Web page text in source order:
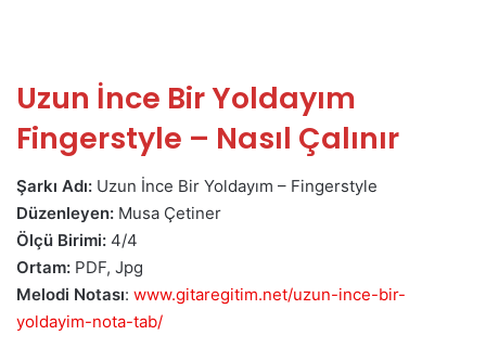
Uzun İnce Bir Yoldayım
Fingerstyle – Nasıl Çalınır
Şarkı Adı: Uzun İnce Bir Yoldayım – Fingerstyle
Düzenleyen: Musa Çetiner
Ölçü Birimi: 4/4
Ortam: PDF, Jpg
Melodi Notası: www.gitaregitim.net/uzun-ince-bir-
yoldayim-nota-tab/